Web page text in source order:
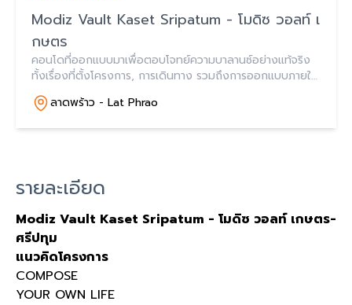
Modiz Vault Kaset Sripatum - โมดิซ วอลท์ เ
กษตร
คอนโดที่ออกแบบมาเพื่อตอบโจทย์ความบาลานซ์อย่างแท้จริง
ทั้งเรื่องที่ตั้งโครงการ, การเดินทาง รวมถึงการออกแบบภายใต้
แนวคิด Timeless Design ซึ่งได้รับแรงบันดาลใจมาจาก
Classical Element
ลาดพร้าว - Lat Phrao
รายละเอียด
Modiz Vault Kaset Sripatum - โมดิซ วอลท์ เกษตร-
ศรีปทุม
แนวคิดโครงการ
COMPOSE
YOUR OWN LIFE